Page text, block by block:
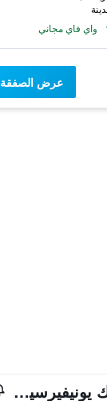
واي فاي مجاني
عرض الصفقة
روم أراوند يورك يونيفيرسيتي سوبواي